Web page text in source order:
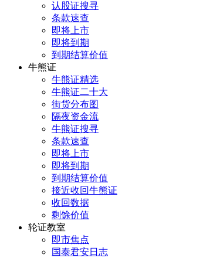
认股证搜寻
条款速查
即将上市
即将到期
到期结算价值
牛熊证
牛熊证精选
牛熊证二十大
街货分布图
隔夜资金流
牛熊证搜寻
条款速查
即将上市
即将到期
到期结算价值
接近收回牛熊证
收回数据
剩馀价值
轮证教室
即市焦点
国泰君安日志